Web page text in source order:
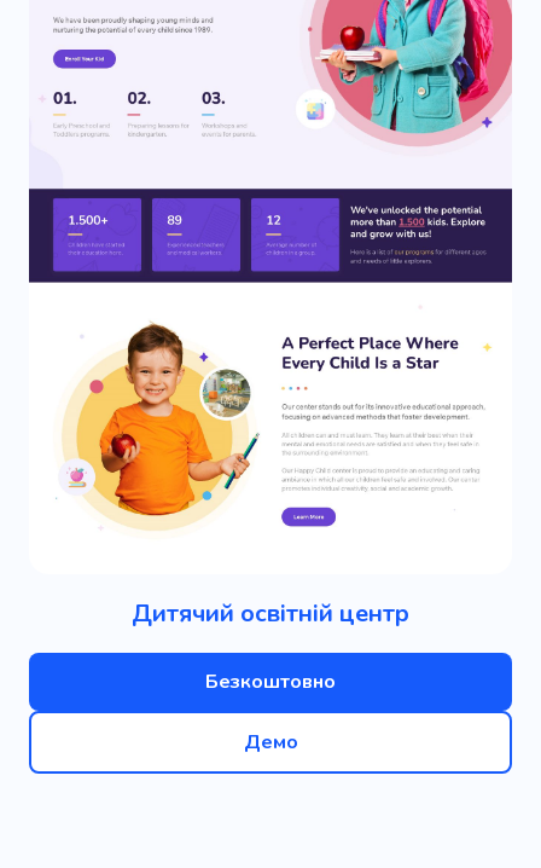
Дитячий освітній центр
Безкоштовно
Демо